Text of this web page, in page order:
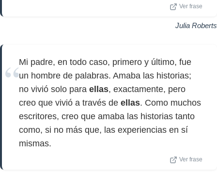
Ver frase
Julia Roberts
Mi padre, en todo caso, primero y último, fue
un hombre de palabras. Amaba las historias;
no vivió solo para ellas, exactamente, pero
creo que vivió a través de ellas. Como muchos
escritores, creo que amaba las historias tanto
como, si no más que, las experiencias en sí
mismas.
Ver frase